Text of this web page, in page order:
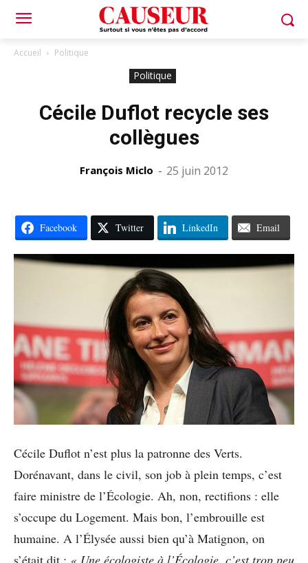
Accueil Politique
Politique
Cécile Duflot recycle ses
collègues
François Miclo - 25 juin 2012
Facebook Twitter LinkedIn Email
Cécile Duflot n’est plus la patronne des Verts.
Dorénavant, dans le civil, son job à plein temps, c’est
faire ministre de l’Écologie. Ah, non, rectifions : elle
s’occupe du Logement. Mais bon, l’embrouille est
humaine. A l’Élysée aussi bien qu’à Matignon, on